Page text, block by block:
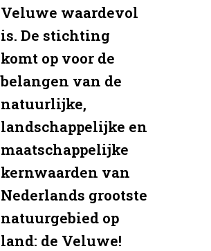
Veluwe waardevol
is. De stichting
komt op voor de
belangen van de
natuurlijke,
landschappelijke en
maatschappelijke
kernwaarden van
Nederlands grootste
natuurgebied op
land: de Veluwe!